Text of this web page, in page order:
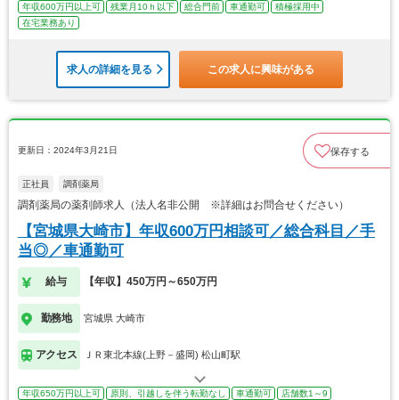
年収600万円以上可 残業月10ｈ以下 総合門前 車通勤可
積極採用中
在宅業務あり
求人の詳細を見る この求人に興味がある
更新日：2024年3月21日 保存する
正社員 調剤薬局
調剤薬局の薬剤師求人（法人名非公開 ※詳細はお問合せください）
【宮城県大崎市】年収600万円相談可／総合科目／手
当◎／車通勤可
給与 【年収】450万円～650万円
勤務地 宮城県 大崎市
アクセス ＪＲ東北本線(上野－盛岡) 松山町駅
年収650万円以上可 原則、引越しを伴う転勤なし 車通勤可
店舗数1～9